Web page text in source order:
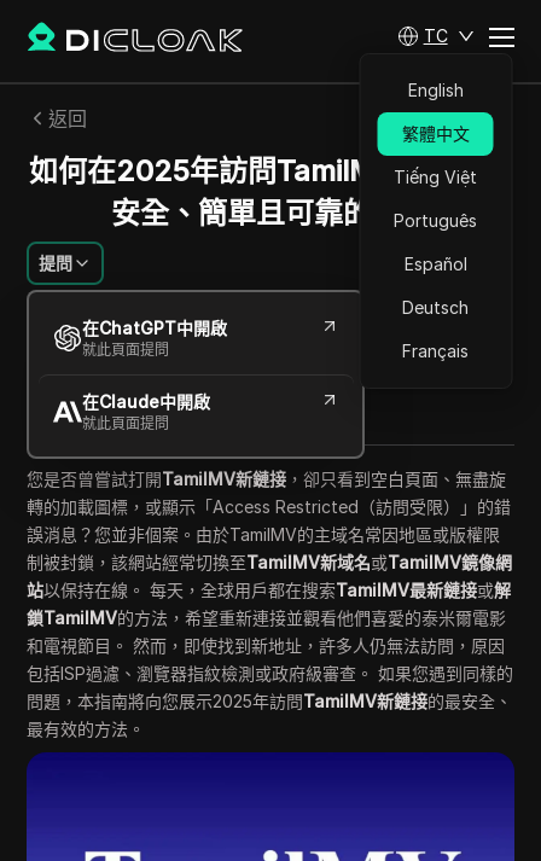
TC
English
繁體中文
Tiếng Việt
Português
Español
Deutsch
Français
返回
如何在2025年訪問TamilMV新鏈接：
安全、簡單且可靠的方法
提問
在ChatGPT中開啟
就此頁面提問
在Claude中開啟
就此頁面提問
傑西卡沃德爾
2025年10月 9 分鐘 閱讀
Copy Link
您是否曾嘗試打開TamilMV新鏈接 ，卻只看到空白頁面、無盡旋
轉的加載圖標，或顯示「Access Restricted（訪問受限）」的錯
誤消息？您並非個案。由於TamilMV的主域名常因地區或版權限
制被封鎖，該網站經常切換至TamilMV新域名或TamilMV鏡像網
站以保持在線。 每天，全球用戶都在搜索TamilMV最新鏈接或解
鎖TamilMV的方法，希望重新連接並觀看他們喜愛的泰米爾電影
和電視節目。 然而，即使找到新地址，許多人仍無法訪問，原因
包括ISP過濾、瀏覽器指紋檢測或政府級審查。 如果您遇到同樣的
問題，本指南將向您展示2025年訪問TamilMV新鏈接的最安全、
最有效的方法。